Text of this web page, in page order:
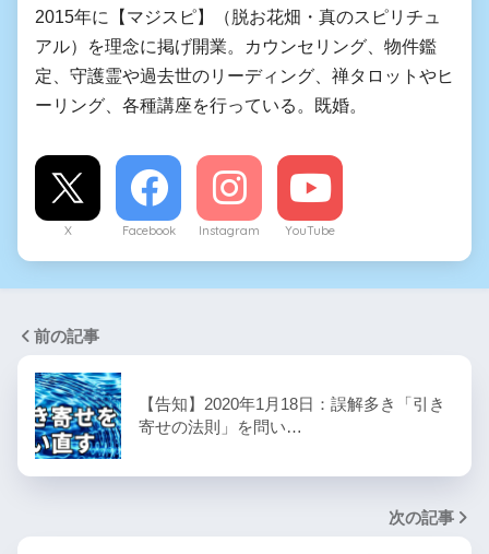
2015年に【マジスピ】（脱お花畑・真のスピリチュ
アル）を理念に掲げ開業。カウンセリング、物件鑑
定、守護霊や過去世のリーディング、禅タロットやヒ
ーリング、各種講座を行っている。既婚。
X Facebook Instagram YouTube
前の記事
【告知】2020年1月18日：誤解多き「引き
寄せの法則」を問い…
次の記事